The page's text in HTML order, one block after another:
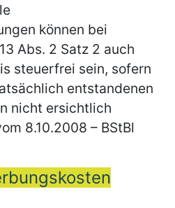
können bei
Abs. 2 Satz 2 auch
steuerfrei sein, sofern
entstandenen
nicht ersichtlich
8.10.2008 – BStBl